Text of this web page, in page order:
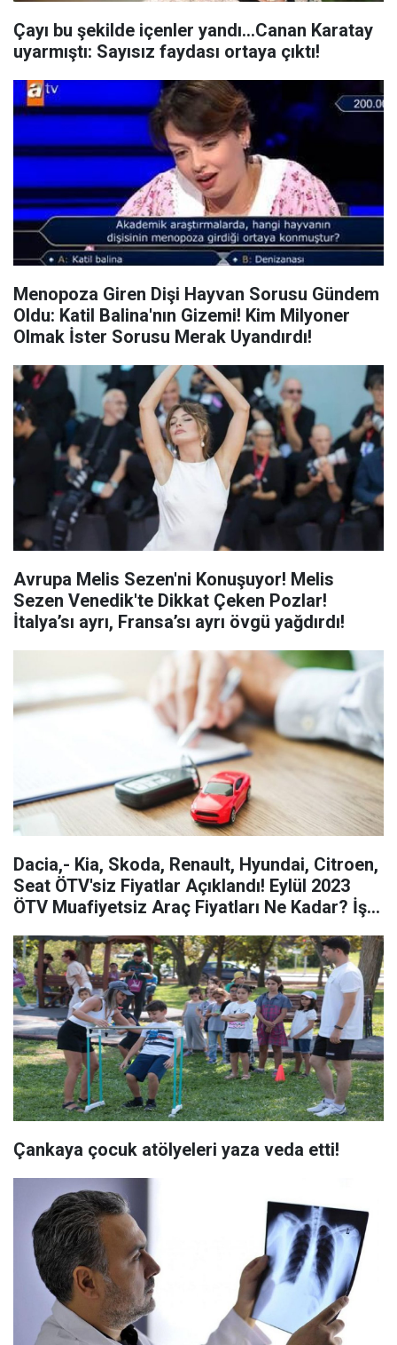
Çayı bu şekilde içenler yandı…Canan Karatay
uyarmıştı: Sayısız faydası ortaya çıktı!
Menopoza Giren Dişi Hayvan Sorusu Gündem
Oldu: Katil Balina'nın Gizemi! Kim Milyoner
Olmak İster Sorusu Merak Uyandırdı!
Avrupa Melis Sezen'ni Konuşuyor! Melis
Sezen Venedik'te Dikkat Çeken Pozlar!
İtalya’sı ayrı, Fransa’sı ayrı övgü yağdırdı!
Dacia,- Kia, Skoda, Renault, Hyundai, Citroen,
Seat ÖTV'siz Fiyatlar Açıklandı! Eylül 2023
ÖTV Muafiyetsiz Araç Fiyatları Ne Kadar? İşte
Çankaya çocuk atölyeleri yaza veda etti!